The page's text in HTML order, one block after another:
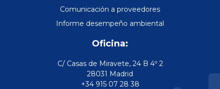
Comunicación a proveedores
Informe desempeño ambiental
Oficina:
C/ Casas de Miravete, 24 B 4º 2
28031 Madrid
+34 915 07 28 38